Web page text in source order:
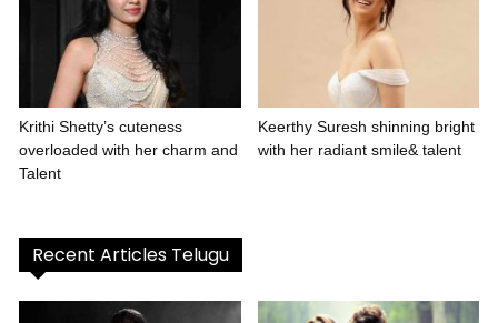
Krithi Shetty’s cuteness
overloaded with her charm and
Talent
Keerthy Suresh shinning bright
with her radiant smile& talent
Recent Articles Telugu